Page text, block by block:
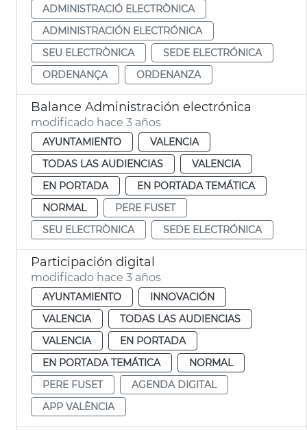
ADMINISTRACIÓ ELECTRÒNICA
ADMINISTRACIÓN ELECTRÓNICA
SEU ELECTRÒNICA
SEDE ELECTRÓNICA
ORDENANÇA
ORDENANZA
Balance Administración electrónica
modificado hace 3 años
AYUNTAMIENTO
VALENCIA
TODAS LAS AUDIENCIAS
VALENCIA
EN PORTADA
EN PORTADA TEMÁTICA
NORMAL
PERE FUSET
SEU ELECTRÒNICA
SEDE ELECTRÓNICA
Participación digital
modificado hace 3 años
AYUNTAMIENTO
INNOVACIÓN
VALENCIA
TODAS LAS AUDIENCIAS
VALENCIA
EN PORTADA
EN PORTADA TEMÁTICA
NORMAL
PERE FUSET
AGENDA DIGITAL
APP VALÈNCIA